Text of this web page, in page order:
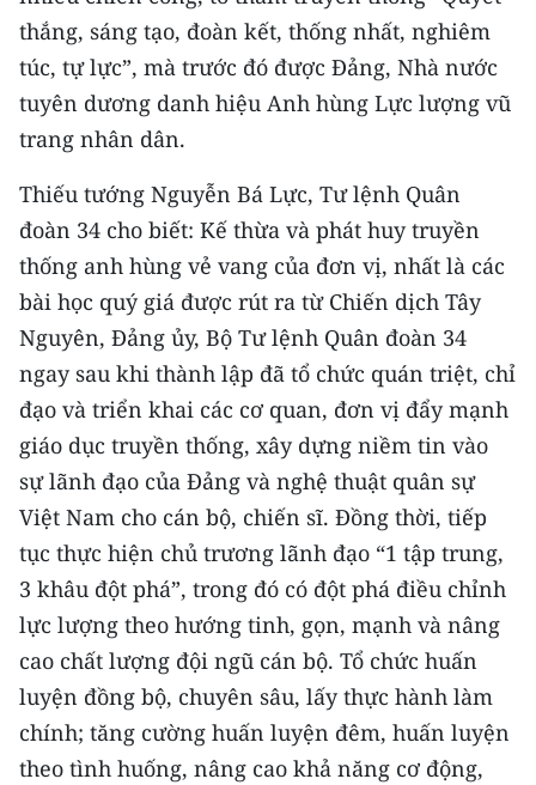
Media Khoa học - Công nghệ
Media Môi trường
Ảnh
Infographic
TIN MỚI
TIN ĐỊA PHƯƠNG
Trung du và miền núi phía Bắc
Đồng bằng sông Hồng
Bắc Trung Bộ
Duyên hải Nam Trung Bộ và Tây
Nguyên
Đông Nam Bộ
Đồng bằng sông Cửu Long
Chuyên trang Hà Nội
thắng, sáng tạo, đoàn kết, thống nhất, nghiêm
túc, tự lực”, mà trước đó được Đảng, Nhà nước
tuyên dương danh hiệu Anh hùng Lực lượng vũ
trang nhân dân.
Thiếu tướng Nguyễn Bá Lực, Tư lệnh Quân
đoàn 34 cho biết: Kế thừa và phát huy truyền
thống anh hùng vẻ vang của đơn vị, nhất là các
bài học quý giá được rút ra từ Chiến dịch Tây
Nguyên, Đảng ủy, Bộ Tư lệnh Quân đoàn 34
ngay sau khi thành lập đã tổ chức quán triệt, chỉ
đạo và triển khai các cơ quan, đơn vị đẩy mạnh
giáo dục truyền thống, xây dựng niềm tin vào
sự lãnh đạo của Đảng và nghệ thuật quân sự
Việt Nam cho cán bộ, chiến sĩ. Đồng thời, tiếp
tục thực hiện chủ trương lãnh đạo “1 tập trung,
3 khâu đột phá”, trong đó có đột phá điều chỉnh
lực lượng theo hướng tinh, gọn, mạnh và nâng
cao chất lượng đội ngũ cán bộ. Tổ chức huấn
luyện đồng bộ, chuyên sâu, lấy thực hành làm
chính; tăng cường huấn luyện đêm, huấn luyện
theo tình huống, nâng cao khả năng cơ động,